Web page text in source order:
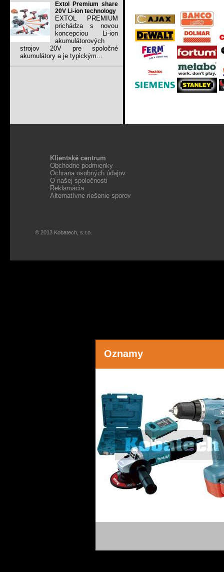
Oznamy
Extol Premium share
20V Li-ion technology
EXTOL PREMIUM
prichádza s novou
koncepciou Li-ion
akumulátorových
strojov 20V pre spoločné
akumulátory a je typickým...
Klientské centrum
Obchodne podmienky
Ochrana osobných údajov
O našej spoločnosti
Reklamácia
Alternatívne riešenie sporov
© 2013 Kobatech, s.r.o.